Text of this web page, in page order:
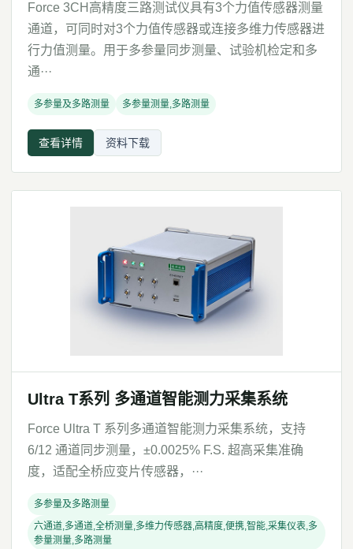
Force 3CH高精度三路测试仪具有3个力值传感器测量
通道，可同时对3个力值传感器或连接多维力传感器进
行力值测量。用于多参量同步测量、试验机检定和多
通···
多参量及多路测量 多参量测量,多路测量
查看详情 资料下载
Ultra T系列 多通道智能测力采集系统
Force Ultra T 系列多通道智能测力采集系统，支持
6/12 通道同步测量，±0.0025% F.S. 超高采集准确
度，适配全桥应变片传感器，···
多参量及多路测量
六通道,多通道,全桥测量,多维力传感器,高精度,便携,智能,采集仪表,多
参量测量,多路测量